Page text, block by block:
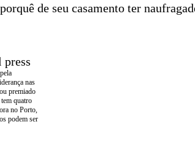
de seu casamento ter
nas
premiado
quatro
no Porto,
podem ser